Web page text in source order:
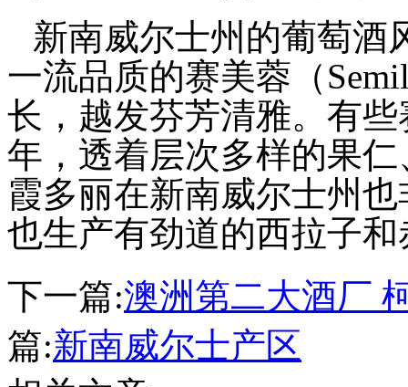
新南威尔士州的葡萄酒
一流品质的赛美蓉（
长，越发芬芳清雅。有
年，透着层次多样的果
霞多丽在新南威尔士州
也生产有劲道的西拉子
下一篇:澳洲第二大酒厂
篇:新南威尔士产区